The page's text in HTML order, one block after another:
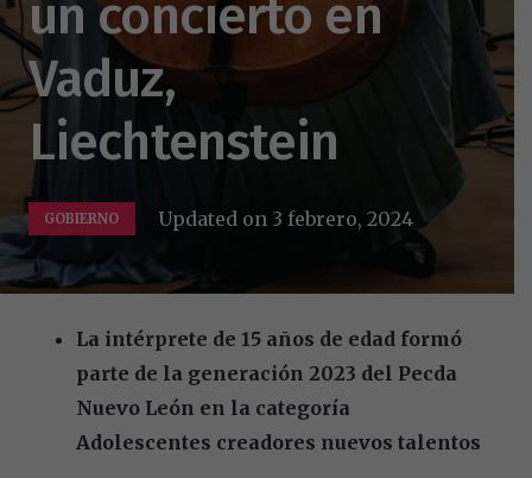
un concierto en
Vaduz,
Liechtenstein
GOBIERNO Updated on 3 febrero, 2024
La intérprete de 15 años de edad formó
parte de la generación 2023 del Pecda
Nuevo León en la categoría
Adolescentes creadores nuevos talentos